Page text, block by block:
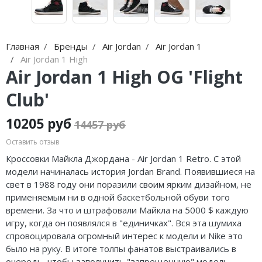
Главная Бренды Air Jordan
Air Jordan 1
Air Jordan 1 High
Air Jordan 1 High OG 'Flight
Club'
10205 руб 14457 руб
Оставить отзыв
Кроссовки Майкла Джордана - Air Jordan 1 Retro. С этой
модели начиналась история Jordan Brand. Появившиеся на
свет в 1988 году они поразили своим ярким дизайном, не
применяемым ни в одной баскетбольной обуви того
времени. За что и штрафовали Майкла на 5000 $ каждую
игру, когда он появлялся в "единичках". Вся эта шумиха
спровоцировала огромный интерес к модели и Nike это
было на руку. В итоге толпы фанатов выстраивались в
Jordan Tatum
Air Jordan 312
Air Jordan 40
Air Jordan 39
Air Jordan 38
Air Jordan 36
Air Jordan 1
Air Jordan 3
Air Jordan 4
Nike Dunk
Nike Shox
Nike Blazer
Nike P-6000
Nike Initiator
Nike Precision
Nike Hyperdunk
Nike Hyperset
Nike Cosmic Unity
adidas Samba
adidas Gazelle
adidas Handball
adidas Adistar
adidas adiFOM
adidas Harden
adidas Dame
adidas AE
Adidas Yeezy Boost 350 V2
MMY
ASICS
HOKA
A Bathing Ape
Travis Scott
Old Order
LACOSTE
The North Face